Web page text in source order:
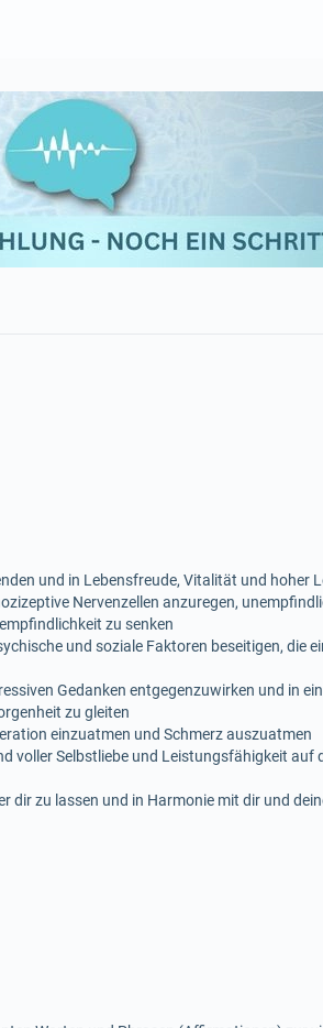
und in Lebensfreude, Vitalität und hoher
Nervenzellen anzuregen,
zu senken
und soziale Faktoren beseitigen, die
Gedanken entgegenzuwirken und in
zu gleiten
einzuatmen und Schmerz auszuatmen
voller Selbstliebe und Leistungsfähigkeit auf
dir zu lassen und in Harmonie mit dir und